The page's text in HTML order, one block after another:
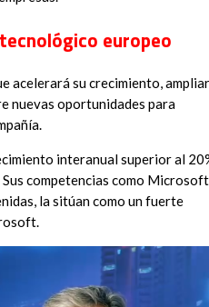
europeo
acelerará su crecimiento,
nuevas oportunidades para
interanual superior al
competencias como Microsoft
la sitúan como un fuerte